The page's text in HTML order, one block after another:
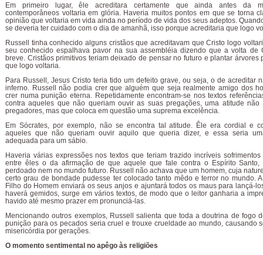
Em primeiro lugar, êle acreditara certamente que ainda antes da
contemporâneos voltaria em glória. Haveria muitos pontos em que se torna
opinião que voltaria em vida ainda no período de vida dos seus adeptos.
se deveria ter cuidado com o dia de amanhã, isso porque acreditaria que logo
Russell tinha conhecido alguns cristãos que acreditavam que Cristo logo
seu conhecido espalhava pavor na sua assembléia dizendo que a volta de
breve. Cristãos primitivos teriam deixado de pensar no futuro e plantar árvores
que logo voltaria.
Para Russell, Jesus Cristo teria tido um defeito grave, ou seja, o de acreditar
inferno. Russell não podia crer que alguém que seja realmente amigo dos
crer numa punição eterna. Repetidamente encontram-se nos textos
contra aqueles que não queriam ouvir as suas pregações, uma atitude não
pregadores, mas que coloca em questão uma suprema excelência.
Em Sócrates, por exemplo, não se encontra tal atitude. Êle era cordial e
aqueles que não queriam ouvir aquilo que queria dizer, e essa seria
adequada para um sábio.
Haveria várias expressões nos textos que teriam trazido incríveis
entre êles o da afirmação de que aquele que fale contra o Espírito Santo,
perdoado nem no mundo futuro. Russell não achava que um homem, cuja
certo grau de bondade pudesse ter colocado tanto mêdo e terror no mundo.
Filho do Homem enviará os seus anjos e ajuntará todos os maus para lançá-
haverá gemidos, surge em vários textos, de modo que o leitor ganharia a
havido até mesmo prazer em pronunciá-las.
Mencionando outros exemplos, Russell salienta que toda a doutrina de fogo
punição para os pecados seria cruel e trouxe crueldade ao mundo, causando
misericórdia por gerações.
O momento sentimental no apêgo às religiões